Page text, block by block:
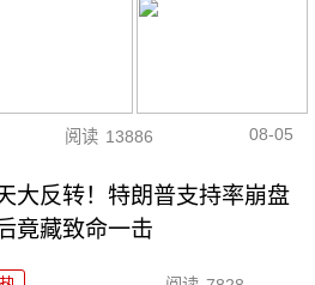
阅读 13886 08-05
大反转！特朗普支持率崩盘
竟藏致命一击